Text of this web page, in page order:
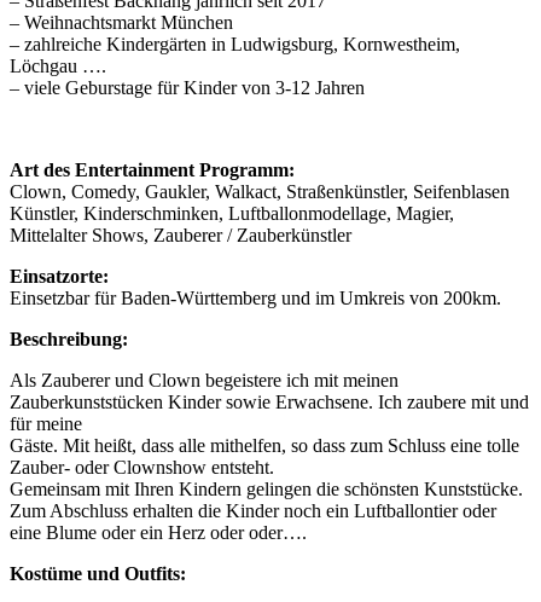
– Weihnachtsmarkt München
– zahlreiche Kindergärten in Ludwigsburg, Kornwestheim,
Löchgau ….
– viele Geburstage für Kinder von 3-12 Jahren
Art des Entertainment Programm:
Clown, Comedy, Gaukler, Walkact, Straßenkünstler, Seifenblasen
Künstler, Kinderschminken, Luftballonmodellage, Magier,
Mittelalter Shows, Zauberer / Zauberkünstler
Einsatzorte:
Einsetzbar für Baden-Württemberg und im Umkreis von 200km.
Beschreibung:
Als Zauberer und Clown begeistere ich mit meinen
Zauberkunststücken Kinder sowie Erwachsene. Ich zaubere mit und
für meine
Gäste. Mit heißt, dass alle mithelfen, so dass zum Schluss eine tolle
Zauber- oder Clownshow entsteht.
Gemeinsam mit Ihren Kindern gelingen die schönsten Kunststücke.
Zum Abschluss erhalten die Kinder noch ein Luftballontier oder
eine Blume oder ein Herz oder oder….
Kostüme und Outfits: